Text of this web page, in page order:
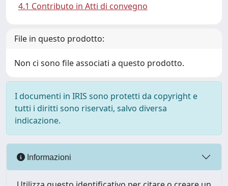
4.1 Contributo in Atti di convegno
File in questo prodotto:
Non ci sono file associati a questo prodotto.
I documenti in IRIS sono protetti da copyright e
tutti i diritti sono riservati, salvo diversa
indicazione.
Informazioni